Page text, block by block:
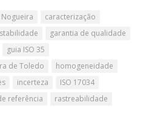
caracterização
garantia de qualidade
guia ISO 35
de Toledo
homogeneidade
incerteza
ISO 17034
referência rastreabilidade